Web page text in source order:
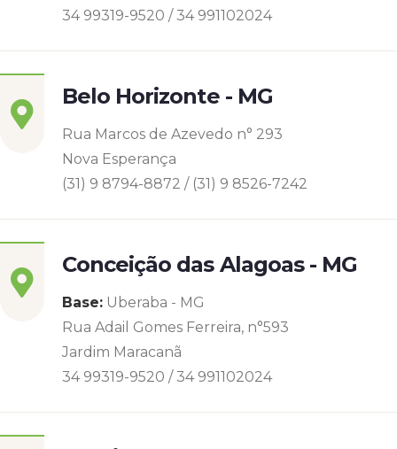
34 99319-9520 / 34 991102024
Belo Horizonte - MG
Rua Marcos de Azevedo n° 293
Nova Esperança
(31) 9 8794-8872 / (31) 9 8526-7242
Conceição das Alagoas - MG
Base: Uberaba - MG
Rua Adail Gomes Ferreira, n°593
Jardim Maracanã
34 99319-9520 / 34 991102024